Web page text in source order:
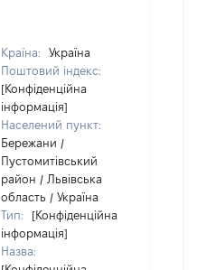
Країна:
Україна
Поштовий індекс:
[Конфіденційна
інформація]
Населений пункт:
Бережани /
Пустомитівський
район / Львівська
область / Україна
Тип:
[Конфіденційна
інформація]
Назва: